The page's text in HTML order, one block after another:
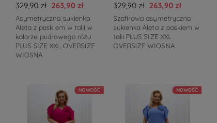
329,90 zł 263,90 zł
Asymetryczna sukienka
Aleta z paskiem w talii w
kolorze pudrowego różu
PLUS SIZE XXL OVERSIZE
WIOSNA
329,90 zł 263,90 zł
Szafirowa asymetryczna
sukienka Aleta z paskiem w
talii PLUS SIZE XXL
OVERSIZE WIOSNA
NOWOŚĆ NOWOŚĆ